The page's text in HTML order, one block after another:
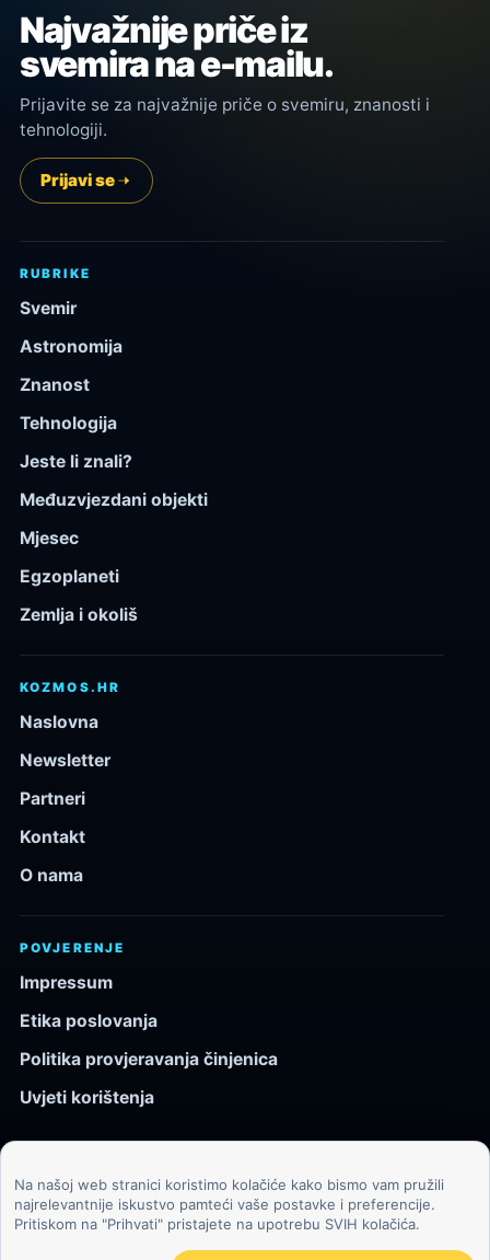
Najvažnije priče iz
svemira na e-mailu.
Prijavite se za najvažnije priče o svemiru, znanosti i
tehnologiji.
Prijavi se
RUBRIKE
Svemir
Astronomija
Znanost
Tehnologija
Jeste li znali?
Međuzvjezdani objekti
Mjesec
Egzoplaneti
Zemlja i okoliš
KOZMOS.HR
Naslovna
Newsletter
Partneri
Kontakt
O nama
POVJERENJE
Impressum
Etika poslovanja
Politika provjeravanja činjenica
Uvjeti korištenja
© 2026 Kozmos.hr. Sva prava pridržana.
Svemir, znanost, tehnologija i velike ideje za znatiželjne
čitatelje.
Na našoj web stranici koristimo kolačiće kako bismo vam pružili
najrelevantnije iskustvo pamteći vaše postavke i preferencije.
Pritiskom na "Prihvati" pristajete na upotrebu SVIH kolačića.